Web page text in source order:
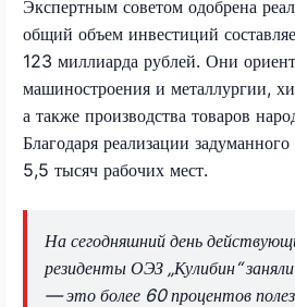
Экспертным советом одобрена
общий объем инвестиций
123 миллиарда рублей. Они
машиностроения и металлургии,
а также производства товаров
Благодаря реализации задуманного
5,5 тысяч рабочих мест.
На сегодняшний день
резиденты ОЭЗ „Кулибин“
— это более 60 процентов